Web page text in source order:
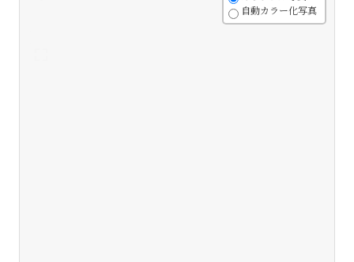
自動カラー化写真